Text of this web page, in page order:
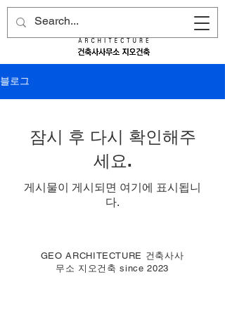
블로그
잠시 후 다시 확인해주
세요.
게시물이 게시되면 여기에 표시됩니
다.
GEO ARCHITECTURE 건축사사
무소 지오건축 since 2023